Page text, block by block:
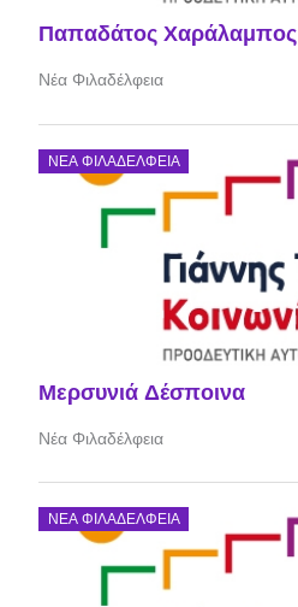
Παπαδάτος Χαράλαμπος
Νέα Φιλαδέλφεια
ΝΈΑ ΦΙΛΑΔΈΛΦΕΙΑ
Μερσυνιά Δέσποινα
Νέα Φιλαδέλφεια
ΝΈΑ ΦΙΛΑΔΈΛΦΕΙΑ